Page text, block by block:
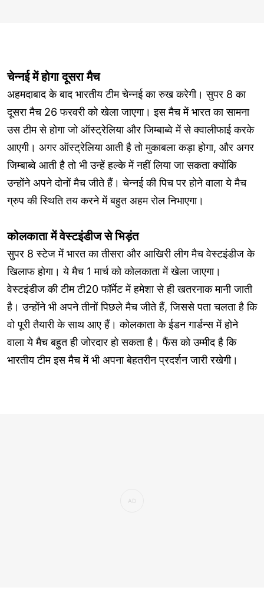
चेन्नई में होगा दूसरा मैच
अहमदाबाद के बाद भारतीय टीम चेन्नई का रुख करेगी। सुपर 8 का
दूसरा मैच 26 फरवरी को खेला जाएगा। इस मैच में भारत का सामना
उस टीम से होगा जो ऑस्ट्रेलिया और जिम्बाब्वे में से क्वालीफाई करके
आएगी। अगर ऑस्ट्रेलिया आती है तो मुकाबला कड़ा होगा, और अगर
जिम्बाब्वे आती है तो भी उन्हें हल्के में नहीं लिया जा सकता क्योंकि
उन्होंने अपने दोनों मैच जीते हैं। चेन्नई की पिच पर होने वाला ये मैच
ग्रुप की स्थिति तय करने में बहुत अहम रोल निभाएगा।
कोलकाता में वेस्टइंडीज से भिड़ंत
सुपर 8 स्टेज में भारत का तीसरा और आखिरी लीग मैच वेस्टइंडीज के
खिलाफ होगा। ये मैच 1 मार्च को कोलकाता में खेला जाएगा।
वेस्टइंडीज की टीम टी20 फॉर्मेट में हमेशा से ही खतरनाक मानी जाती
है। उन्होंने भी अपने तीनों पिछले मैच जीते हैं, जिससे पता चलता है कि
वो पूरी तैयारी के साथ आए हैं। कोलकाता के ईडन गार्डन्स में होने
वाला ये मैच बहुत ही जोरदार हो सकता है। फैंस को उम्मीद है कि
भारतीय टीम इस मैच में भी अपना बेहतरीन प्रदर्शन जारी रखेगी।